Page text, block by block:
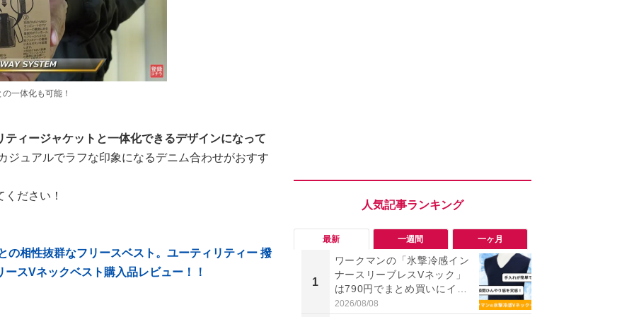
一体化も可能！
ィージャケットと一体化できるデザインになって
ジュアルでラフな印象になるデニム合わせがおすす
ださい！
の相性抜群なフリースベスト。ユーティリティー 撥
スVネックベスト購入品レビュー！！
最新 一週間 一ヶ月
1
ワークマンの「氷撃冷感イン
ナースリーブレスVネック」
は790円でまとめ買いにイチ
オシ！夏用インナーのリアル
2026/08/08